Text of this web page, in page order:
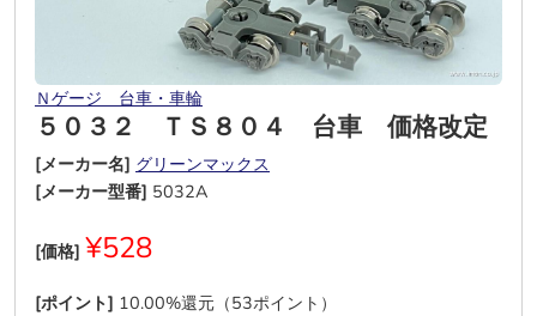
Ｎゲージ 台車・車輪
５０３２ ＴＳ８０４ 台車 価格改定
[メーカー名] グリーンマックス
[メーカー型番] 5032A
[価格] ¥528
[ポイント] 10.00%還元（53ポイント）